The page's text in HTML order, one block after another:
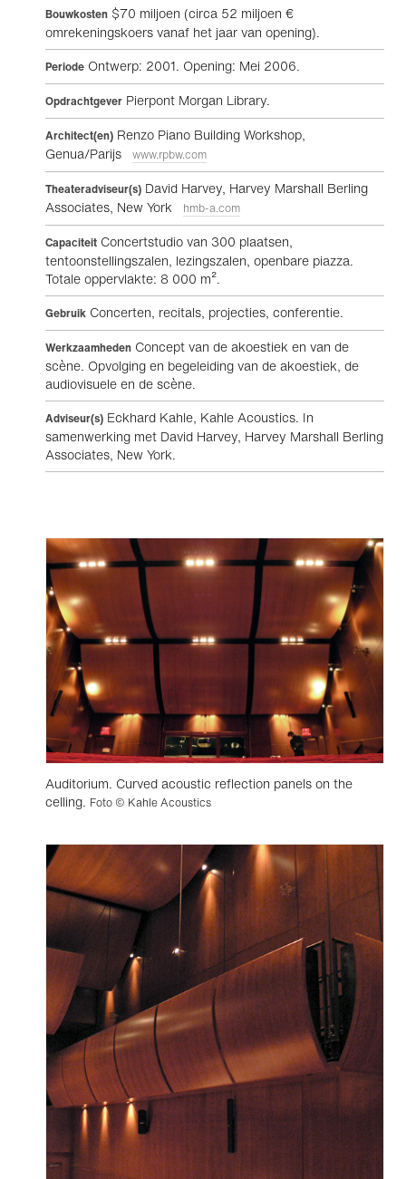
Bouwkosten $70 miljoen (circa 52 miljoen €
omrekeningskoers vanaf het jaar van opening).
Periode Ontwerp: 2001. Opening: Mei 2006.
Opdrachtgever Pierpont Morgan Library.
Architect(en) Renzo Piano Building Workshop,
Genua/Parijs
www.rpbw.com
Theateradviseur(s) David Harvey, Harvey Marshall Berling
Associates, New York
hmb-a.com
Capaciteit Concertstudio van 300 plaatsen,
tentoonstellingszalen, lezingszalen, openbare piazza.
Totale oppervlakte: 8 000 m².
Gebruik Concerten, recitals, projecties, conferentie.
Werkzaamheden Concept van de akoestiek en van de
scène. Opvolging en begeleiding van de akoestiek, de
audiovisuele en de scène.
Adviseur(s) Eckhard Kahle, Kahle Acoustics. In
samenwerking met David Harvey, Harvey Marshall Berling
Associates, New York.
Auditorium. Curved acoustic reflection panels on the
celling. Foto © Kahle Acoustics